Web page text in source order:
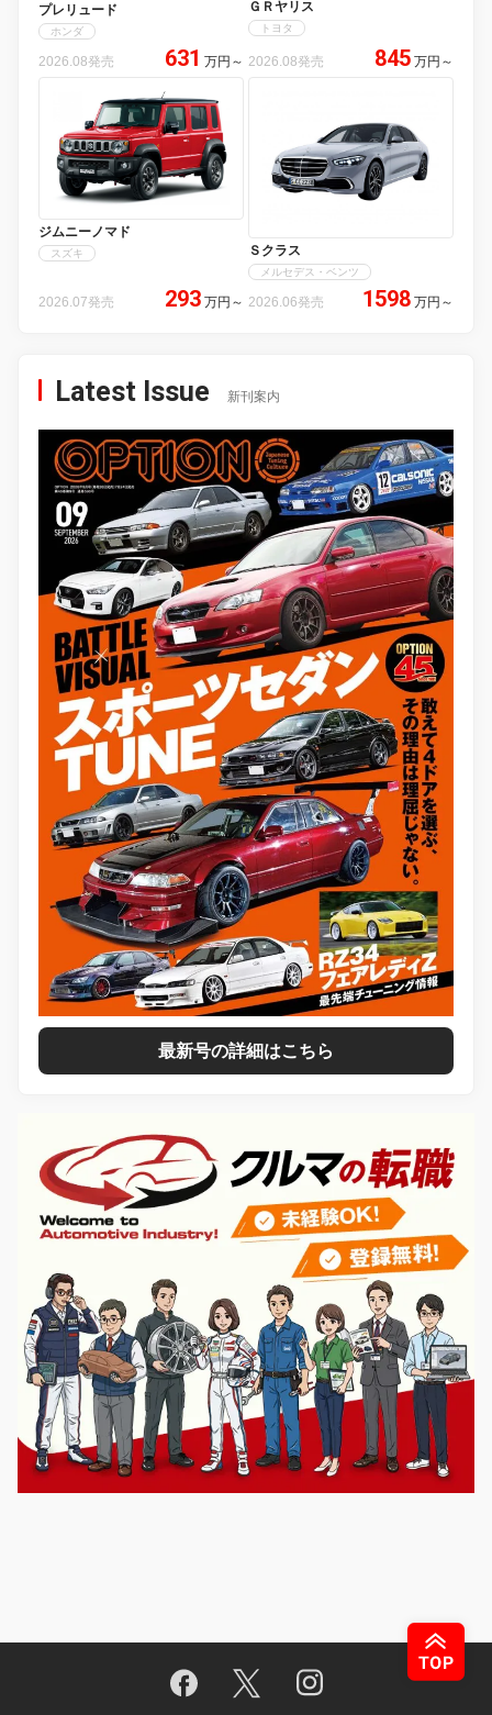
プレリュード
ホンダ
2026.08発売 631 万円 ～
ＧＲヤリス
トヨタ
2026.08発売 845 万円 ～
ジムニーノマド
スズキ
2026.07発売 293 万円 ～
Ｓクラス
メルセデス・ベンツ
2026.06発売 1598 万円 ～
Latest Issue 新刊案内
最新号の詳細はこちら